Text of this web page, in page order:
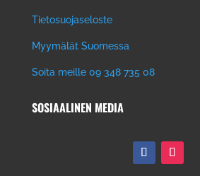
Tietosuojaseloste
Myymälät Suomessa
Soita meille 09 348 735 08
SOSIAALINEN MEDIA